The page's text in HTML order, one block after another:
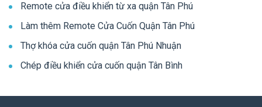
Remote cửa điều khiển từ xa quận Tân Phú
Làm thêm Remote Cửa Cuốn Quận Tân Phú
Thợ khóa cửa cuốn quận Tân Phú Nhuận
Chép điều khiển cửa cuốn quận Tân Bình